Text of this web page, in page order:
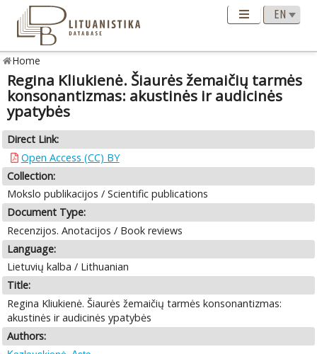
Home
Regina Kliukienė. Šiaurės žemaičių tarmės
konsonantizmas: akustinės ir audicinės
ypatybės
Direct Link:
Open Access (CC) BY
Collection:
Mokslo publikacijos / Scientific publications
Document Type:
Recenzijos. Anotacijos / Book reviews
Language:
Lietuvių kalba / Lithuanian
Title:
Regina Kliukienė. Šiaurės žemaičių tarmės konsonantizmas:
akustinės ir audicinės ypatybės
Authors: